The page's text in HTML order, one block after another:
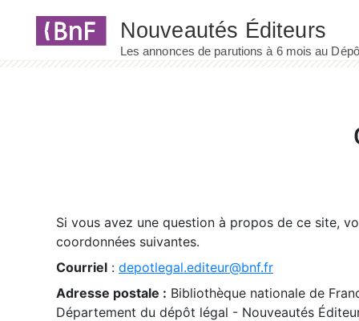
Si vous avez une question à propos de ce site,
coordonnées suivantes.
Courriel : depotlegal.editeur@bnf.fr
Adresse postale : Bibliothèque nationale de
Département du dépôt légal - Nouveautés